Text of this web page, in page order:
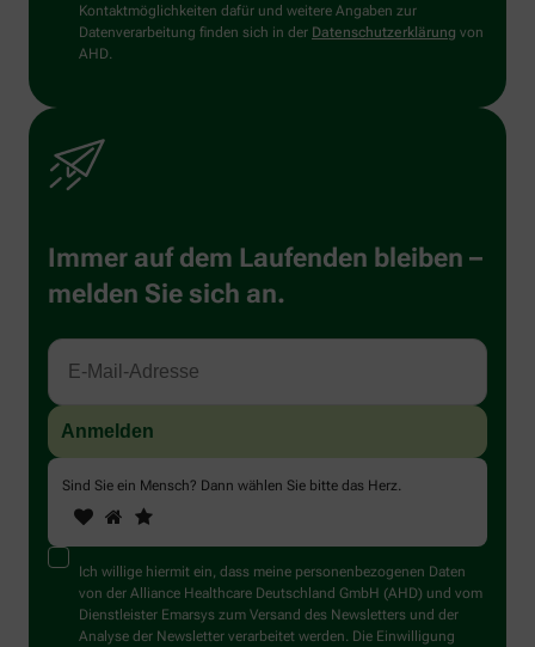
Haus.
Kontaktmöglichkeiten dafür und weitere Angaben zur
Datenverarbeitung finden sich in der Datenschutzerklärung von
AHD.
Immer auf dem Laufenden bleiben –
melden Sie sich an.
Sind Sie ein Mensch? Dann wählen Sie bitte das Herz.
Sind
Sie
ein
Mensch?
Dann
wählen
Sie
1 2
Ich willige hiermit ein, dass meine personenbezogenen Daten
von der Alliance Healthcare Deutschland GmbH (AHD) und vom
Dienstleister Emarsys zum Versand des Newsletters und der
Analyse der Newsletter verarbeitet werden. Die Einwilligung